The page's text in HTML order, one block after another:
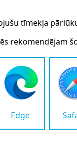
tīmekļa
rekomendējam
Edge